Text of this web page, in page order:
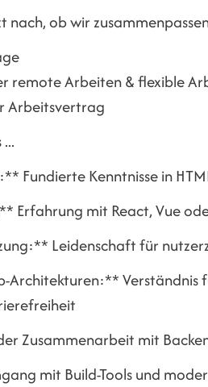
nach, ob wir
remote Arbeiten & flexible
Arbeitsvertrag
Fundierte Kenntnisse in
Erfahrung mit React, Vue
Leidenschaft für
Architekturen:** Verständnis
Zusammenarbeit mit
mit Build-Tools und